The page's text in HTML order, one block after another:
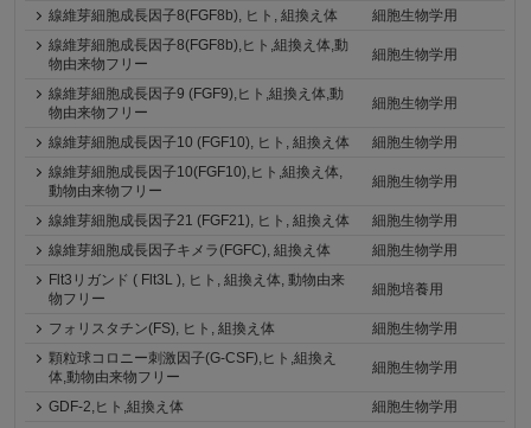
線維芽細胞成長因子8(FGF8b), ヒト, 組換え体
細胞生物学用
線維芽細胞成長因子8(FGF8b),ヒト,組換え体,動
物由来物フリー
細胞生物学用
線維芽細胞成長因子9 (FGF9),ヒト,組換え体,動
物由来物フリー
細胞生物学用
線維芽細胞成長因子10 (FGF10), ヒト, 組換え体
細胞生物学用
線維芽細胞成長因子10(FGF10),ヒト,組換え体,
動物由来物フリー
細胞生物学用
線維芽細胞成長因子21 (FGF21), ヒト, 組換え体
細胞生物学用
線維芽細胞成長因子キメラ(FGFC), 組換え体
細胞生物学用
Flt3リガンド ( Flt3L ), ヒト, 組換え体, 動物由来
物フリー
細胞培養用
フォリスタチン(FS), ヒト, 組換え体
細胞生物学用
顆粒球コロニー刺激因子(G-CSF),ヒト,組換え
体,動物由来物フリー
細胞生物学用
GDF-2,ヒト,組換え体
細胞生物学用